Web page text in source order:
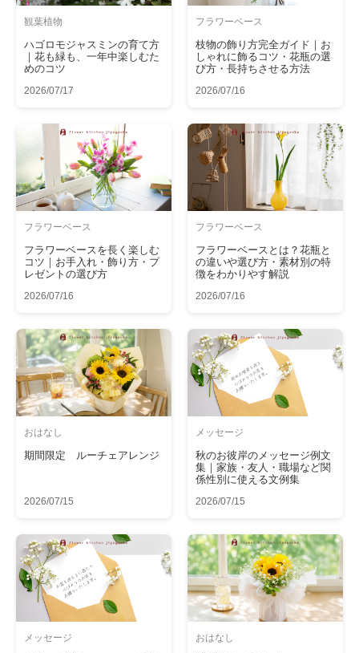
観葉植物
ハゴロモジャスミンの育て方
｜花も緑も、一年中楽しむた
めのコツ
2026/07/17
フラワーベース
枝物の飾り方完全ガイド｜お
しゃれに飾るコツ・花瓶の選
び方・長持ちさせる方法
2026/07/16
フラワーベース
フラワーベースを長く楽しむ
コツ｜お手入れ・飾り方・プ
レゼントの選び方
2026/07/16
フラワーベース
フラワーベースとは？花瓶と
の違いや選び方・素材別の特
徴をわかりやす解説
2026/07/16
おはなし
期間限定 ルーチェアレンジ
2026/07/15
メッセージ
秋のお彼岸のメッセージ例文
集｜家族・友人・職場など関
係性別に使える文例集
2026/07/15
メッセージ おはなし